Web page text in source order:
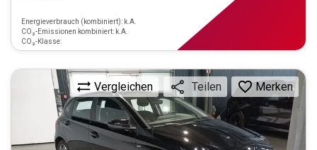
Energieverbrauch (kombiniert): k.A.
CO₂-Emissionen kombiniert: k.A.
CO₂-Klasse:
Vergleichen Teilen Merken